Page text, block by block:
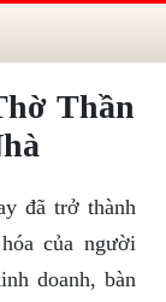
Thần
đã trở thành
của người
doanh, bàn